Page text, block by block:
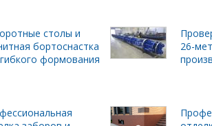
столы и
бортоснастка
формования
26-